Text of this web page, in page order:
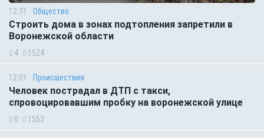
12:31 Общество
Строить дома в зонах подтопления запретили в
Воронежской области
4 1524
12:01 Происшествия
Человек пострадал в ДТП с такси,
спровоцировавшим пробку на воронежской улице
0 1553